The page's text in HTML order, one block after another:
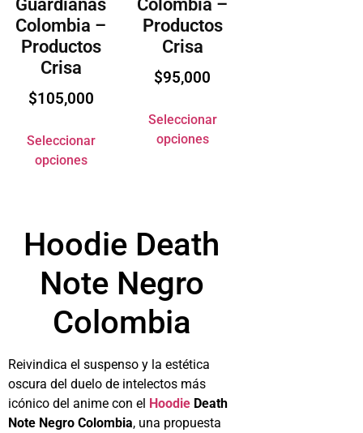
Guardianas
Colombia –
Productos
Crisa
$105,000
Seleccionar
opciones
Colombia –
Productos
Crisa
$95,000
Seleccionar
opciones
Hoodie Death
Note Negro
Colombia
Reivindica el suspenso y la estética
oscura del duelo de intelectos más
icónico del anime con el Hoodie Death
Note Negro Colombia, una propuesta